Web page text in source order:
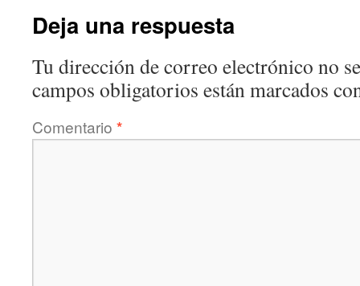
Deja una respuesta
Tu dirección de correo electrónico no
campos obligatorios están marcados
Comentario *